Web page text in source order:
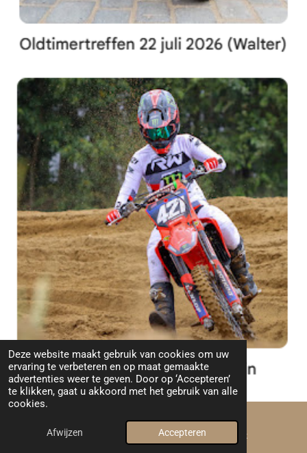
Deze website maakt gebruik van cookies om uw
ervaring te verbeteren en op maat gemaakte
advertenties weer te geven. Door op ‘Accepteren’
te klikken, gaat u akkoord met het gebruik van alle
cookies.
Afwijzen Accepteren
⬆ Naar boven
E-mailadres Facebook